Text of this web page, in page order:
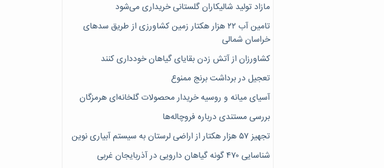
مازاد تولید شالیکاران گلستانی خریداری می‌شود
تامین آب ۲۲ هزار هکتار زمین کشاورزی از طریق سدهای
خراسان شمالی
کشاورزان از آتش زدن بقایای گیاهان خودداری کنند
تعجیل در برداشت برنج ممنوع
آسیای میانه و روسیه خریدار محصولات گلخانه‌ای هرمزگان
بررسی مستندی درباره فروچاله‌ها
تجهیز ۵۷ هزار هکتار از اراضی لرستان به سیستم آبیاری نوین
شناسایی ۴۷٠ گونه گیاهان دارویی در آذربایجان غربی